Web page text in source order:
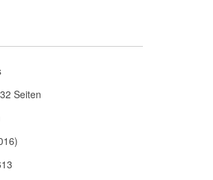
32 Seiten